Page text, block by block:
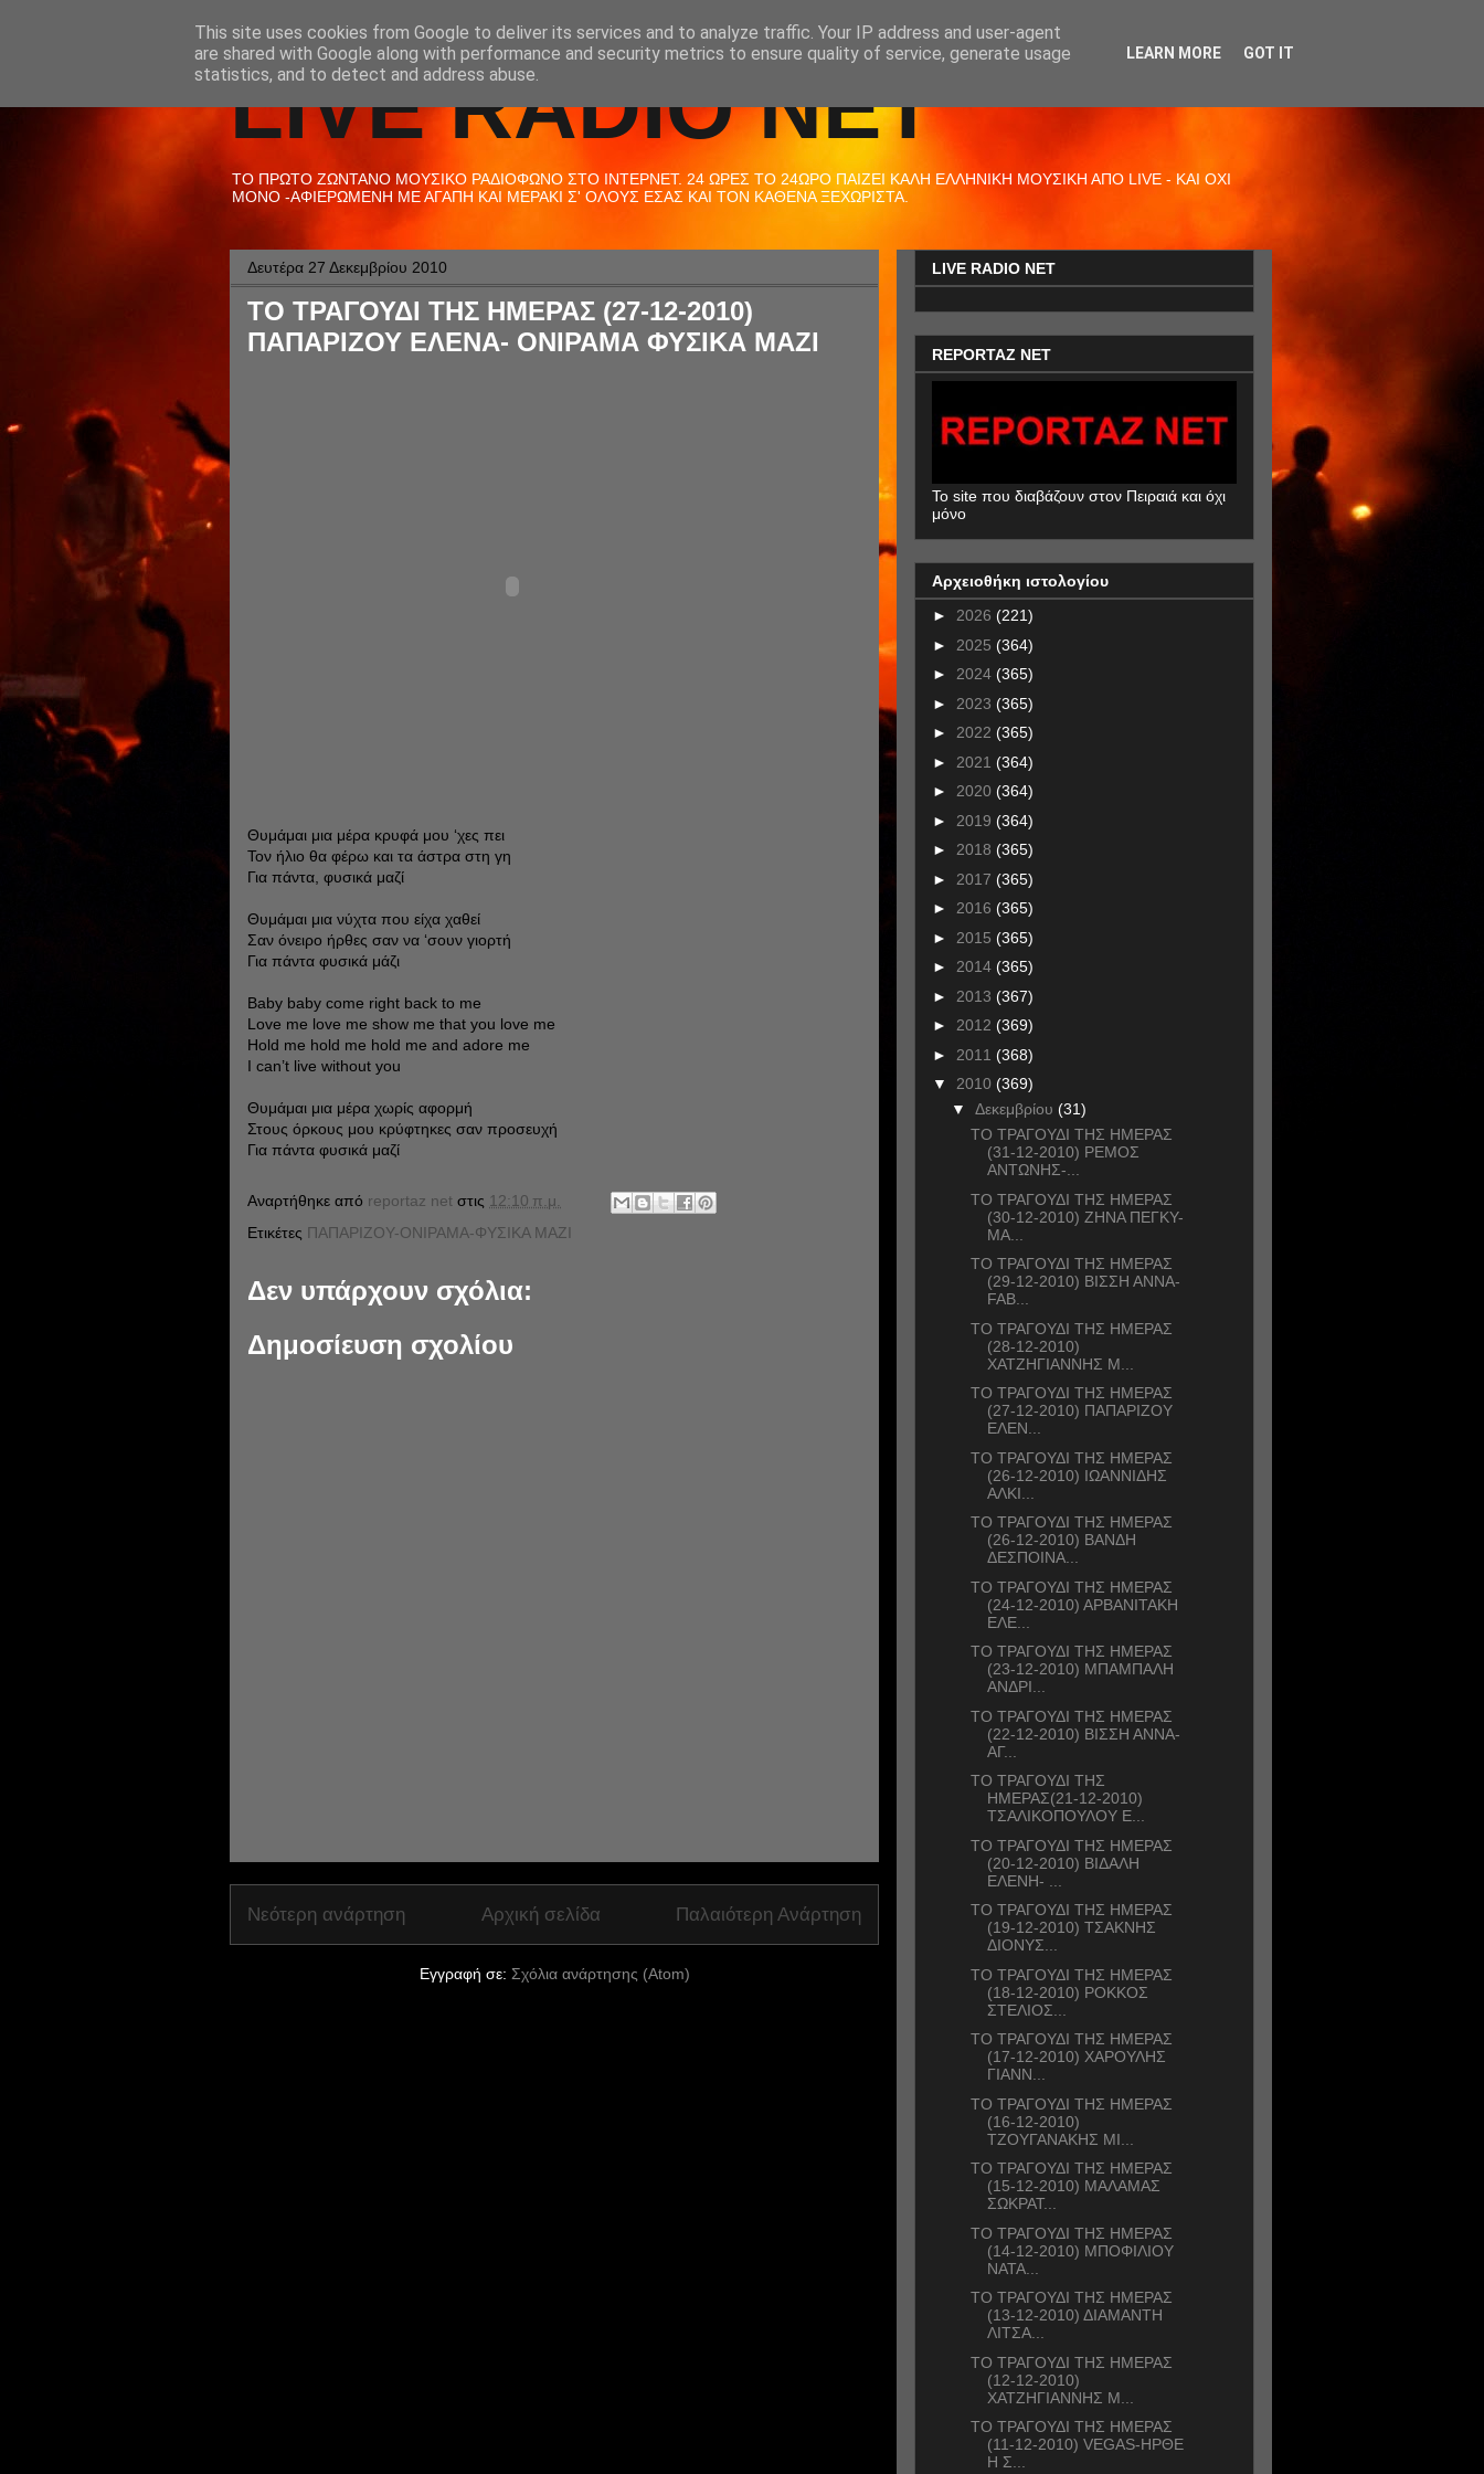
LIVE RADIO NET
ΤΟ ΠΡΩΤΟ ΖΩΝΤΑΝΟ ΜΟΥΣΙΚΟ ΡΑΔΙΟΦΩΝΟ ΣΤΟ ΙΝΤΕΡΝΕΤ. 24 ΩΡΕΣ ΤΟ 24ΩΡΟ ΠΑΙΖΕΙ ΚΑΛΗ ΕΛΛΗΝΙΚΗ ΜΟΥΣΙΚΗ ΑΠΟ LIVE - ΚΑΙ ΟΧΙ
ΜΟΝΟ -ΑΦΙΕΡΩΜΕΝΗ ΜΕ ΑΓΑΠΗ ΚΑΙ ΜΕΡΑΚΙ Σ' ΟΛΟΥΣ ΕΣΑΣ ΚΑΙ ΤΟΝ ΚΑΘΕΝΑ ΞΕΧΩΡΙΣΤΑ.
Δευτέρα 27 Δεκεμβρίου 2010
ΤΟ ΤΡΑΓΟΥΔΙ ΤΗΣ ΗΜΕΡΑΣ (27-12-2010)
ΠΑΠΑΡΙΖΟΥ ΕΛΕΝΑ- ΟΝΙΡΑΜΑ ΦΥΣΙΚΑ ΜΑΖΙ
Θυμάμαι μια μέρα κρυφά μου ‘χες πει
Τον ήλιο θα φέρω και τα άστρα στη γη
Για πάντα, φυσικά μαζί
Θυμάμαι μια νύχτα που είχα χαθεί
Σαν όνειρο ήρθες σαν να ‘σουν γιορτή
Για πάντα φυσικά μάζι
Baby baby come right back to me
Love me love me show me that you love me
Hold me hold me hold me and adore me
I can’t live without you
Θυμάμαι μια μέρα χωρίς αφορμή
Στους όρκους μου κρύφτηκες σαν προσευχή
Για πάντα φυσικά μαζί
Αναρτήθηκε από reportaz net στις 12:10 π.μ.
Ετικέτες ΠΑΠΑΡΙΖΟΥ-ΟΝΙΡΑΜΑ-ΦΥΣΙΚΑ ΜΑΖΙ
Δεν υπάρχουν σχόλια:
Δημοσίευση σχολίου
Νεότερη ανάρτηση Παλαιότερη Ανάρτηση
Αρχική σελίδα
Εγγραφή σε: Σχόλια ανάρτησης (Atom)
LIVE RADIO NET
REPORTAZ NET
To site που διαβάζουν στον Πειραιά και όχι
μόνο
Αρχειοθήκη ιστολογίου
► 2026 (221)
► 2025 (364)
► 2024 (365)
► 2023 (365)
► 2022 (365)
► 2021 (364)
► 2020 (364)
► 2019 (364)
► 2018 (365)
► 2017 (365)
► 2016 (365)
► 2015 (365)
► 2014 (365)
► 2013 (367)
► 2012 (369)
► 2011 (368)
▼ 2010 (369)
▼ Δεκεμβρίου (31)
ΤΟ ΤΡΑΓΟΥΔΙ ΤΗΣ ΗΜΕΡΑΣ
(31-12-2010) ΡΕΜΟΣ
ΑΝΤΩΝΗΣ-...
ΤΟ ΤΡΑΓΟΥΔΙ ΤΗΣ ΗΜΕΡΑΣ
(30-12-2010) ΖΗΝΑ ΠΕΓΚΥ-
ΜΑ...
ΤΟ ΤΡΑΓΟΥΔΙ ΤΗΣ ΗΜΕΡΑΣ
(29-12-2010) ΒΙΣΣΗ ΑΝΝΑ-
FAB...
ΤΟ ΤΡΑΓΟΥΔΙ ΤΗΣ ΗΜΕΡΑΣ
(28-12-2010)
ΧΑΤΖΗΓΙΑΝΝΗΣ Μ...
ΤΟ ΤΡΑΓΟΥΔΙ ΤΗΣ ΗΜΕΡΑΣ
(27-12-2010) ΠΑΠΑΡΙΖΟΥ
ΕΛΕΝ...
ΤΟ ΤΡΑΓΟΥΔΙ ΤΗΣ ΗΜΕΡΑΣ
(26-12-2010) ΙΩΑΝΝΙΔΗΣ
ΑΛΚΙ...
ΤΟ ΤΡΑΓΟΥΔΙ ΤΗΣ ΗΜΕΡΑΣ
(26-12-2010) ΒΑΝΔΗ
ΔΕΣΠΟΙΝΑ...
ΤΟ ΤΡΑΓΟΥΔΙ ΤΗΣ ΗΜΕΡΑΣ
(24-12-2010) ΑΡΒΑΝΙΤΑΚΗ
ΕΛΕ...
ΤΟ ΤΡΑΓΟΥΔΙ ΤΗΣ ΗΜΕΡΑΣ
(23-12-2010) ΜΠΑΜΠΑΛΗ
ΑΝΔΡΙ...
ΤΟ ΤΡΑΓΟΥΔΙ ΤΗΣ ΗΜΕΡΑΣ
(22-12-2010) ΒΙΣΣΗ ΑΝΝΑ-
ΑΓ...
ΤΟ ΤΡΑΓΟΥΔΙ ΤΗΣ
ΗΜΕΡΑΣ(21-12-2010)
ΤΣΑΛΙΚΟΠΟΥΛΟΥ Ε...
ΤΟ ΤΡΑΓΟΥΔΙ ΤΗΣ ΗΜΕΡΑΣ
(20-12-2010) ΒΙΔΑΛΗ
ΕΛΕΝΗ- ...
ΤΟ ΤΡΑΓΟΥΔΙ ΤΗΣ ΗΜΕΡΑΣ
(19-12-2010) ΤΣΑΚΝΗΣ
ΔΙΟΝΥΣ...
ΤΟ ΤΡΑΓΟΥΔΙ ΤΗΣ ΗΜΕΡΑΣ
(18-12-2010) ΡΟΚΚΟΣ
ΣΤΕΛΙΟΣ...
ΤΟ ΤΡΑΓΟΥΔΙ ΤΗΣ ΗΜΕΡΑΣ
(17-12-2010) ΧΑΡΟΥΛΗΣ
ΓΙΑΝΝ...
ΤΟ ΤΡΑΓΟΥΔΙ ΤΗΣ ΗΜΕΡΑΣ
(16-12-2010)
ΤΖΟΥΓΑΝΑΚΗΣ ΜΙ...
TO ΤΡΑΓΟΥΔΙ ΤΗΣ ΗΜΕΡΑΣ
(15-12-2010) ΜΑΛΑΜΑΣ
ΣΩΚΡΑΤ...
ΤΟ ΤΡΑΓΟΥΔΙ ΤΗΣ ΗΜΕΡΑΣ
(14-12-2010) ΜΠΟΦΙΛΙΟΥ
ΝΑΤΑ...
TO ΤΡΑΓΟΥΔΙ ΤΗΣ ΗΜΕΡΑΣ
(13-12-2010) ΔΙΑΜΑΝΤΗ
ΛΙΤΣΑ...
TO ΤΡΑΓΟΥΔΙ ΤΗΣ ΗΜΕΡΑΣ
(12-12-2010)
ΧΑΤΖΗΓΙΑΝΝΗΣ Μ...
ΤΟ ΤΡΑΓΟΥΔΙ ΤΗΣ ΗΜΕΡΑΣ
(11-12-2010) VEGAS-ΗΡΘΕ
Η Σ...
This site uses cookies from Google to deliver its services and to analyze traffic. Your IP address and user-agent
are shared with Google along with performance and security metrics to ensure quality of service, generate usage
statistics, and to detect and address abuse.
LEARN MORE GOT IT